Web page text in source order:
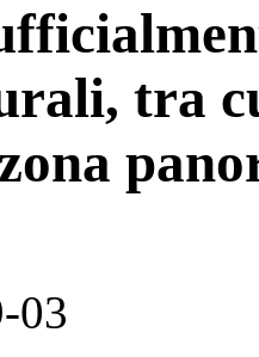
tra
03